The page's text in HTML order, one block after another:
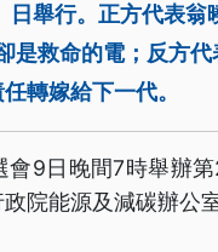
舉行。正方代表翁
是救命的電；反方
轉嫁給下一代。
9日晚間7時舉辦
院能源及減碳辦公